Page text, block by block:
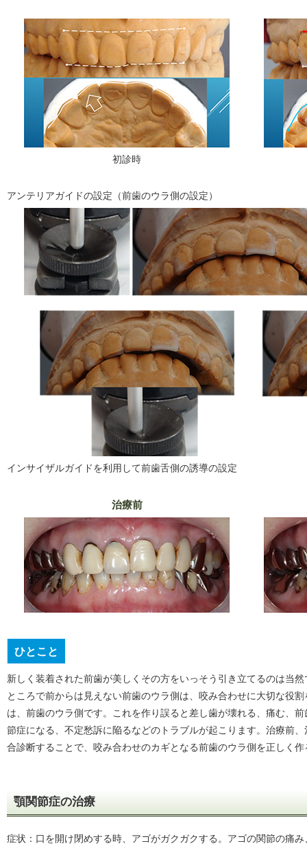
初診時
アンテリアガイドの設定（前歯のウラ側の設定）
インサイザルガイドを利用して前歯舌側の誘導の設定
治療前
ひとこと
新しく装着された前歯が美しくその方をいっそう引き立てるのは当然
ところで前からは見えない前歯のウラ側は、咬み合わせに大切な役
は、前歯のウラ側です。これを作り誤ると差し歯が壊れる、痛む、
節症になる、不定愁訴に陥るなどのトラブルが起こります。治療前
合診断することで、咬み合わせのカギとなる前歯のウラ側を正しく
顎関節症の治療
症状：口を開け閉めする時、アゴがガクガクする。アゴの関節の痛